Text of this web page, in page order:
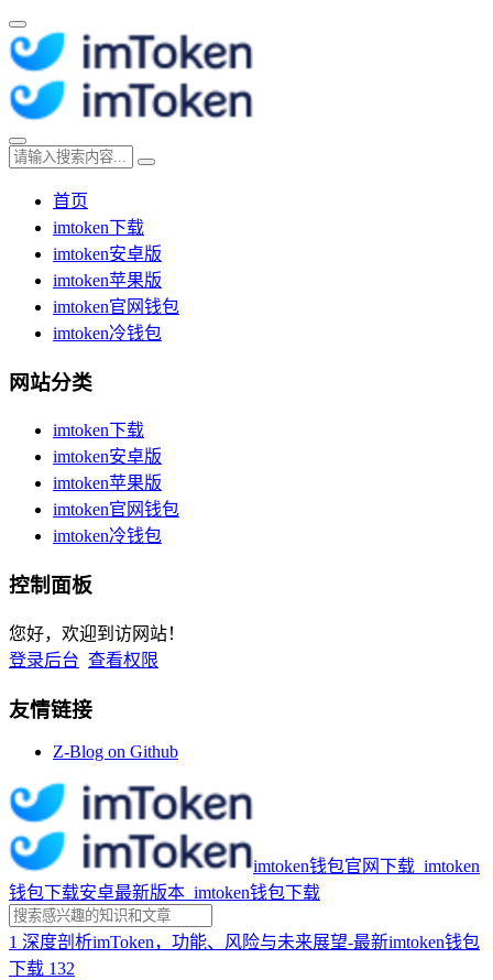
首页
imtoken下载
imtoken安卓版
imtoken苹果版
imtoken官网钱包
imtoken冷钱包
网站分类
imtoken下载
imtoken安卓版
imtoken苹果版
imtoken官网钱包
imtoken冷钱包
控制面板
您好，欢迎到访网站！
登录后台 查看权限
友情链接
Z-Blog on Github
imtoken钱包官网下载_imtoken
钱包下载安卓最新版本_imtoken钱包下载
1 深度剖析imToken，功能、风险与未来展望-最新imtoken钱包
下载 132